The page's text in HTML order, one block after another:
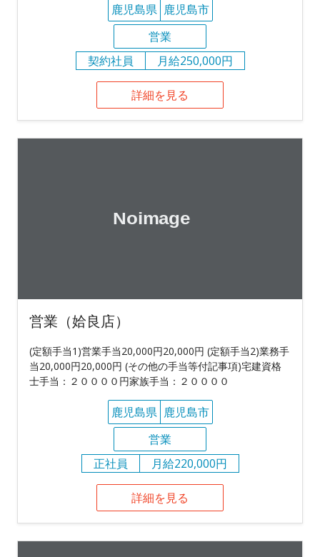
鹿児島県 鹿児島市
営業
契約社員
月給250,000円
詳細を見る
営業（姶良店）
(定額手当1)営業手当20,000円20,000円 (定額手当2)業務手
当20,000円20,000円 (その他の手当等付記事項)宅建資格
士手当：２００００円家族手当：２００００
鹿児島県 鹿児島市
営業
正社員
月給220,000円
詳細を見る